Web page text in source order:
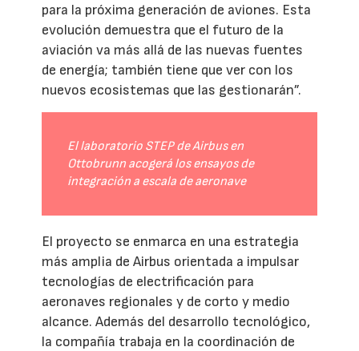
para la próxima generación de aviones. Esta
evolución demuestra que el futuro de la
aviación va más allá de las nuevas fuentes
de energía; también tiene que ver con los
nuevos ecosistemas que las gestionarán”.
El laboratorio STEP de Airbus en
Ottobrunn acogerá los ensayos de
integración a escala de aeronave
El proyecto se enmarca en una estrategia
más amplia de Airbus orientada a impulsar
tecnologías de electrificación para
aeronaves regionales y de corto y medio
alcance. Además del desarrollo tecnológico,
la compañía trabaja en la coordinación de